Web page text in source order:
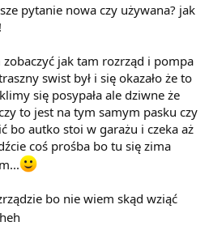
pytanie nowa czy używana? jak
zobaczyć jak tam rozrząd i pompa
swist był i się okazało że to
się posypała ale dziwne że
to jest na tym samym pasku czy
bo autko stoi w garażu i czeka aż
coś prośba bo tu się zima
bo nie wiem skąd wziąć
heh